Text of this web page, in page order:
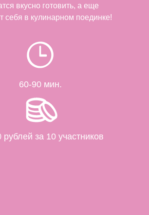
60-90 мин.
рублей за 10 участников
вкусно готовить, а еще
себя в кулинарном поединке!
идеи
идеи